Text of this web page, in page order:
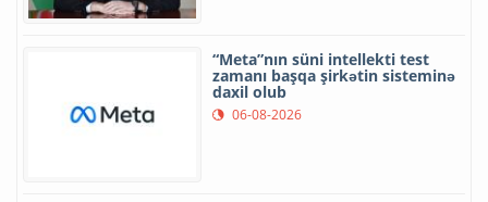
“Meta”nın süni intellekti test
zamanı başqa şirkətin sisteminə
daxil olub
06-08-2026